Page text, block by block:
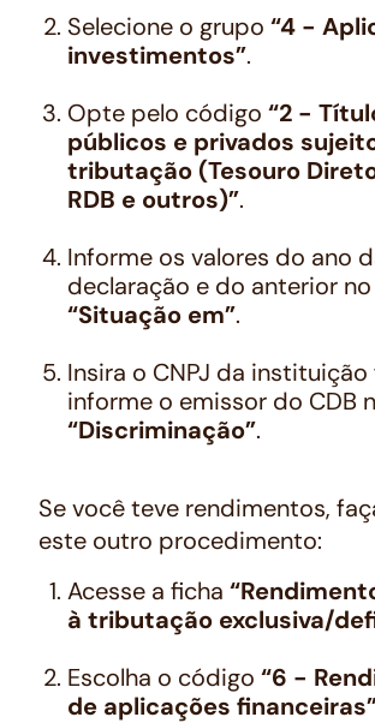
Selecione o grupo “4 -
investimentos”.
Opte pelo código “2 -
públicos e privados
tributação (Tesouro
RDB e outros)”.
Informe os valores do ano
declaração e do anterior
“Situação em”.
Insira o CNPJ da
informe o emissor do CDB
“Discriminação”.
Se você teve rendimentos,
este outro procedimento:
Acesse a ficha
à tributação exclusiva/
Escolha o código “6 -
de aplicações